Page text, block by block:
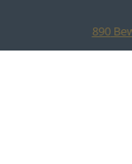
890